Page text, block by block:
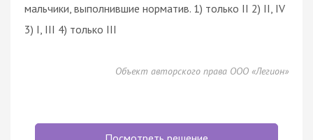
мальчики, выполнившие норматив. 1) только II 2) II, IV
3) I, III 4) только III
Объект авторского права ООО «Легион»